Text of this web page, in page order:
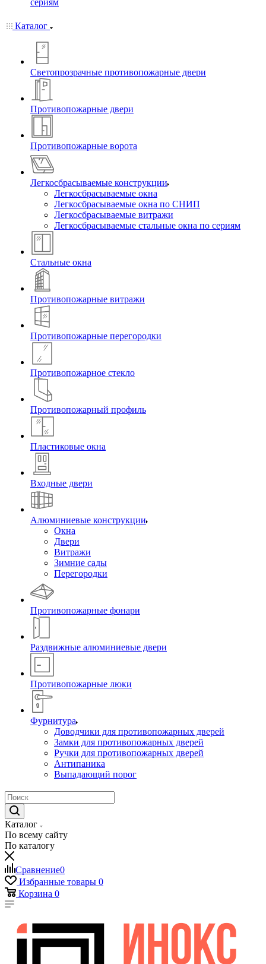
сериям
Каталог
Светопрозрачные противопожарные двери
Противопожарные двери
Противопожарные ворота
Легкосбрасываемые конструкции
Легкосбрасываемые окна
Легкосбрасываемые окна по СНИП
Легкосбрасываемые витражи
Легкосбрасываемые стальные окна по сериям
Стальные окна
Противопожарные витражи
Противопожарные перегородки
Противопожарное стекло
Противопожарный профиль
Пластиковые окна
Входные двери
Алюминиевые конструкции
Окна
Двери
Витражи
Зимние сады
Перегородки
Противопожарные фонари
Раздвижные алюминиевые двери
Противопожарные люки
Фурнитура
Доводчики для противопожарных дверей
Замки для противопожарных дверей
Ручки для противопожарных дверей
Антипаника
Выпадающий порог
Каталог
По всему сайту
По каталогу
Сравнение0
Избранные товары 0
Корзина 0